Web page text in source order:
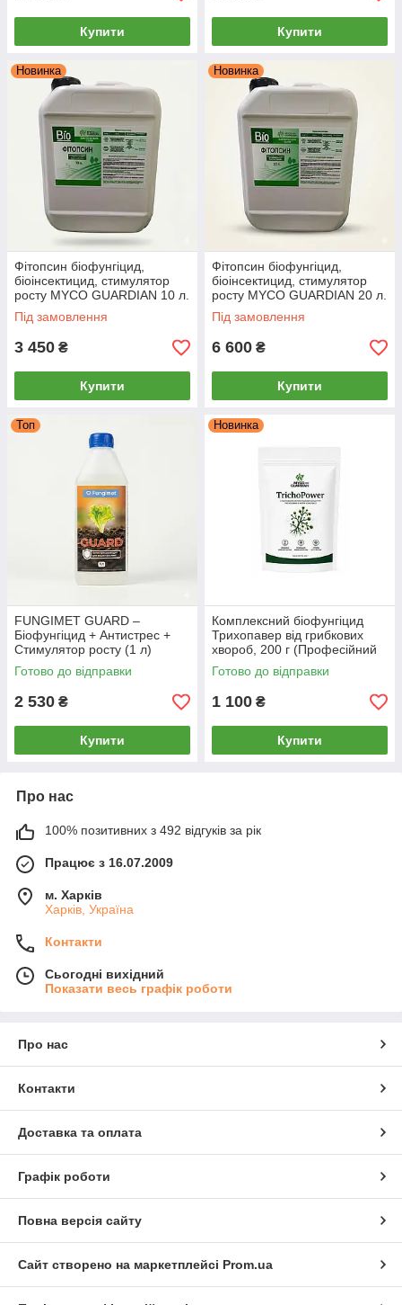
Купити Купити
Новинка
Фітопсин біофунгіцид,
біоінсектицид, стимулятор
росту MYCO GUARDIAN 10 л.
Під замовлення
3 450 ₴
Купити
Новинка
Фітопсин біофунгіцид,
біоінсектицид, стимулятор
росту MYCO GUARDIAN 20 л.
Під замовлення
6 600 ₴
Купити
Топ
FUNGIMET GUARD –
Біофунгіцид + Антистрес +
Стимулятор росту (1 л)
Готово до відправки
2 530 ₴
Купити
Новинка
Комплексний біофунгіцид
Трихопавер від грибкових
хвороб, 200 г (Професійний
запас)
Готово до відправки
1 100 ₴
Купити
Про нас
100% позитивних з 492 відгуків за рік
Працює з 16.07.2009
м. Харків
Харків, Україна
Контакти
Сьогодні вихідний
Показати весь графік роботи
Про нас
Контакти
Доставка та оплата
Графік роботи
Повна версія сайту
Сайт створено на маркетплейсі Prom.ua